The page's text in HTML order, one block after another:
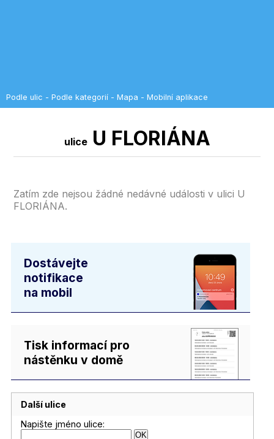
Podle ulic - Podle kategorií - Mapa - Mobilní aplikace
uliceU FLORIÁNA
Zatím zde nejsou žádné nedávné události v ulici U
FLORIÁNA.
Dostávejte
notifikace
na mobil
Tisk informací pro
nástěnku v domě
Další ulice
Napište jméno ulice: